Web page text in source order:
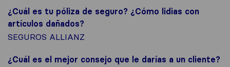
¿Cuál es tu póliza de seguro? ¿Cómo lidias con
artículos dañados?
SEGUROS ALLIANZ
¿Cuál es el mejor consejo que le darías a un cliente?